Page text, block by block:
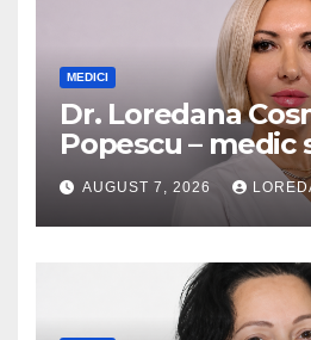
MEDICI
Dr. Loredana
Popescu – medic
dermatologie
AUGUST 7, 2026